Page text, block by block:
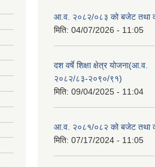
आ.व. २०८२/०८३ को बजेट तथा
मिति: 04/07/2026 - 11:05
दश वर्षे शिक्षा क्षेत्र योजना(आ.व.
२०८२/८३-२०९०/९१)
मिति: 09/04/2025 - 11:04
आ.व. २०८१/०८२ को बजेट तथा
मिति: 07/17/2024 - 11:05